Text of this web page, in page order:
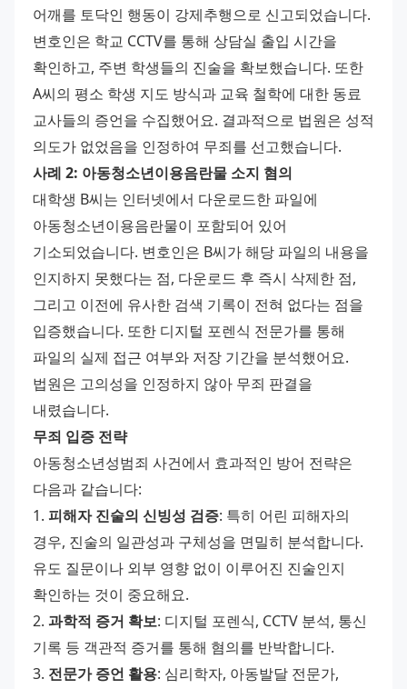
어깨를 토닥인 행동이 강제추행으로 신고되었습니다.
변호인은 학교 CCTV를 통해 상담실 출입 시간을
확인하고, 주변 학생들의 진술을 확보했습니다. 또한
A씨의 평소 학생 지도 방식과 교육 철학에 대한 동료
교사들의 증언을 수집했어요. 결과적으로 법원은 성적
의도가 없었음을 인정하여 무죄를 선고했습니다.
사례 2: 아동청소년이용음란물 소지 혐의
대학생 B씨는 인터넷에서 다운로드한 파일에
아동청소년이용음란물이 포함되어 있어
기소되었습니다. 변호인은 B씨가 해당 파일의 내용을
인지하지 못했다는 점, 다운로드 후 즉시 삭제한 점,
그리고 이전에 유사한 검색 기록이 전혀 없다는 점을
입증했습니다. 또한 디지털 포렌식 전문가를 통해
파일의 실제 접근 여부와 저장 기간을 분석했어요.
법원은 고의성을 인정하지 않아 무죄 판결을
내렸습니다.
무죄 입증 전략
아동청소년성범죄 사건에서 효과적인 방어 전략은
다음과 같습니다:
1. 피해자 진술의 신빙성 검증: 특히 어린 피해자의
경우, 진술의 일관성과 구체성을 면밀히 분석합니다.
유도 질문이나 외부 영향 없이 이루어진 진술인지
확인하는 것이 중요해요.
2. 과학적 증거 확보: 디지털 포렌식, CCTV 분석, 통신
기록 등 객관적 증거를 통해 혐의를 반박합니다.
3. 전문가 증언 활용: 심리학자, 아동발달 전문가,